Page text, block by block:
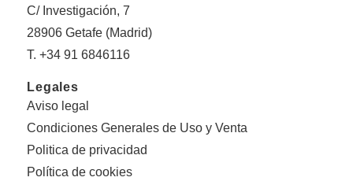
C/ Investigación, 7
28906 Getafe (Madrid)
T. +34 91 6846116
Legales
Aviso legal
Condiciones Generales de Uso y Venta
Politica de privacidad
Política de cookies